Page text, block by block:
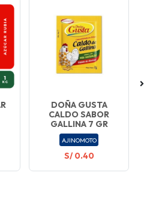
DOÑA GUSTA
CALDO SABOR
GALLINA 7 GR
AJINOMOTO
S/ 0.40